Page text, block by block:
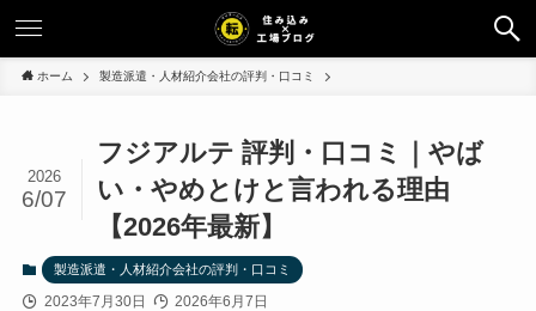
ホーム 製造派遣・人材紹介会社の評判・口コミ
フジアルテ 評判・口コミ｜やば
い・やめとけと言われる理由
【2026年最新】
2026
6/07
製造派遣・人材紹介会社の評判・口コミ
2023年7月30日 2026年6月7日